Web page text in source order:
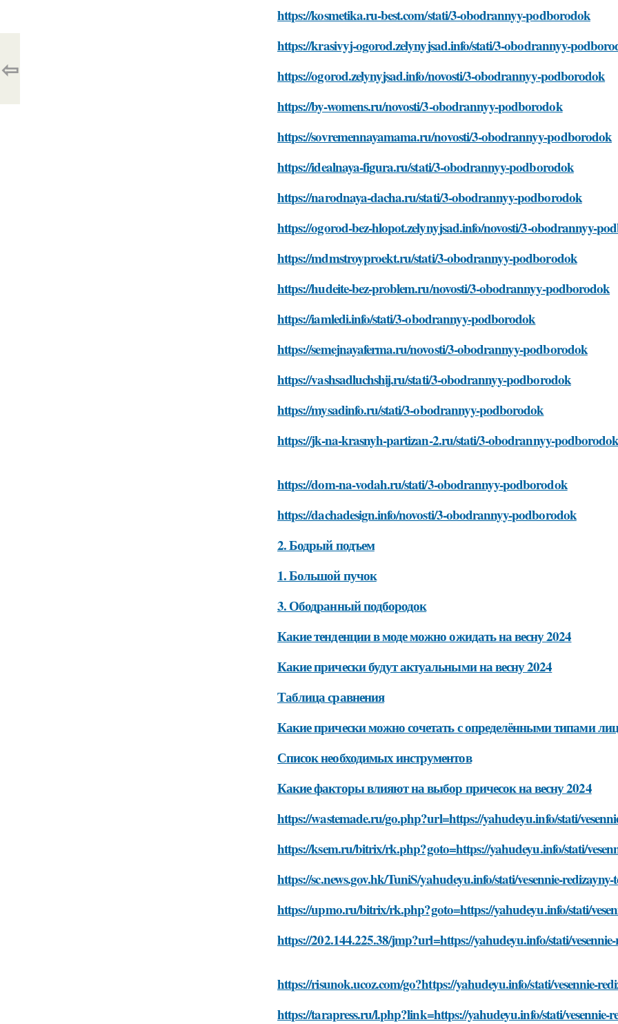
https://kosmetika.ru-best.com/stati/3-obodrannyy-podborodok
https://krasivyj-ogorod.zelynyjsad.info/stati/3-obodrannyy-
https://ogorod.zelynyjsad.info/novosti/3-obodrannyy-podborodok
https://by-womens.ru/novosti/3-obodrannyy-podborodok
https://sovremennayamama.ru/novosti/3-obodrannyy-podborodok
https://idealnaya-figura.ru/stati/3-obodrannyy-podborodok
https://narodnaya-dacha.ru/stati/3-obodrannyy-podborodok
https://ogorod-bez-hlopot.zelynyjsad.info/novosti/3-obodrannyy-
https://mdmstroyproekt.ru/stati/3-obodrannyy-podborodok
https://hudeite-bez-problem.ru/novosti/3-obodrannyy-podborodok
https://iamledi.info/stati/3-obodrannyy-podborodok
https://semejnayaferma.ru/novosti/3-obodrannyy-podborodok
https://vashsadluchshij.ru/stati/3-obodrannyy-podborodok
https://mysadinfo.ru/stati/3-obodrannyy-podborodok
https://jk-na-krasnyh-partizan-2.ru/stati/3-obodrannyy-
https://dom-na-vodah.ru/stati/3-obodrannyy-podborodok
https://dachadesign.info/novosti/3-obodrannyy-podborodok
2. Бодрый подъем
1. Большой пучок
3. Ободранный подбородок
Какие тенденции в моде можно ожидать на весну 2024
Какие прически будут актуальными на весну 2024
Таблица сравнения
Какие прически можно сочетать с определёнными типами
Список необходимых инструментов
Какие факторы влияют на выбор причесок на весну 2024
https://wastemade.ru/go.php?url=https://yahudeyu.info/stati/
https://ksem.ru/bitrix/rk.php?goto=https://yahudeyu.info/stati/
https://sc.news.gov.hk/TuniS/yahudeyu.info/stati/vesennie-
https://upmo.ru/bitrix/rk.php?goto=https://yahudeyu.info/stati/
https://202.144.225.38/jmp?url=https://yahudeyu.info/stati/
https://risunok.ucoz.com/go?https://yahudeyu.info/stati/vesennie-
https://tarapress.ru/l.php?link=https://yahudeyu.info/stati/vesennie-
⇦